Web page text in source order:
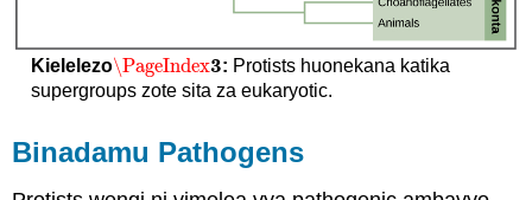
Kielelezo\PageIndex3
\PageIndex3: Protists huonekana katika
supergroups zote sita za eukaryotic.
Binadamu Pathogens